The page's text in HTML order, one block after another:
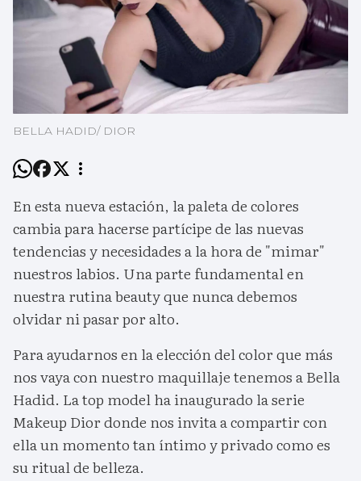
BELLA HADID/ DIOR
En esta nueva estación, la paleta de colores
cambia para hacerse partícipe de las nuevas
tendencias y necesidades a la hora de "mimar"
nuestros labios. Una parte fundamental en
nuestra rutina beauty que nunca debemos
olvidar ni pasar por alto.
Para ayudarnos en la elección del color que más
nos vaya con nuestro maquillaje tenemos a Bella
Hadid. La top model ha inaugurado la serie
Makeup Dior donde nos invita a compartir con
ella un momento tan íntimo y privado como es
su ritual de belleza.